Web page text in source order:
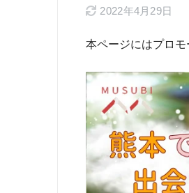
2022年4月29日
本ページにはプロ